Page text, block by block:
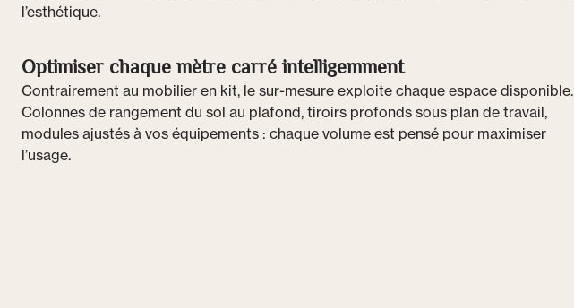
l’esthétique.
Optimiser chaque mètre carré intelligemment
Contrairement au mobilier en kit, le sur-mesure exploite chaque espace disponible.
Colonnes de rangement du sol au plafond, tiroirs profonds sous plan de travail,
modules ajustés à vos équipements : chaque volume est pensé pour maximiser
l’usage.